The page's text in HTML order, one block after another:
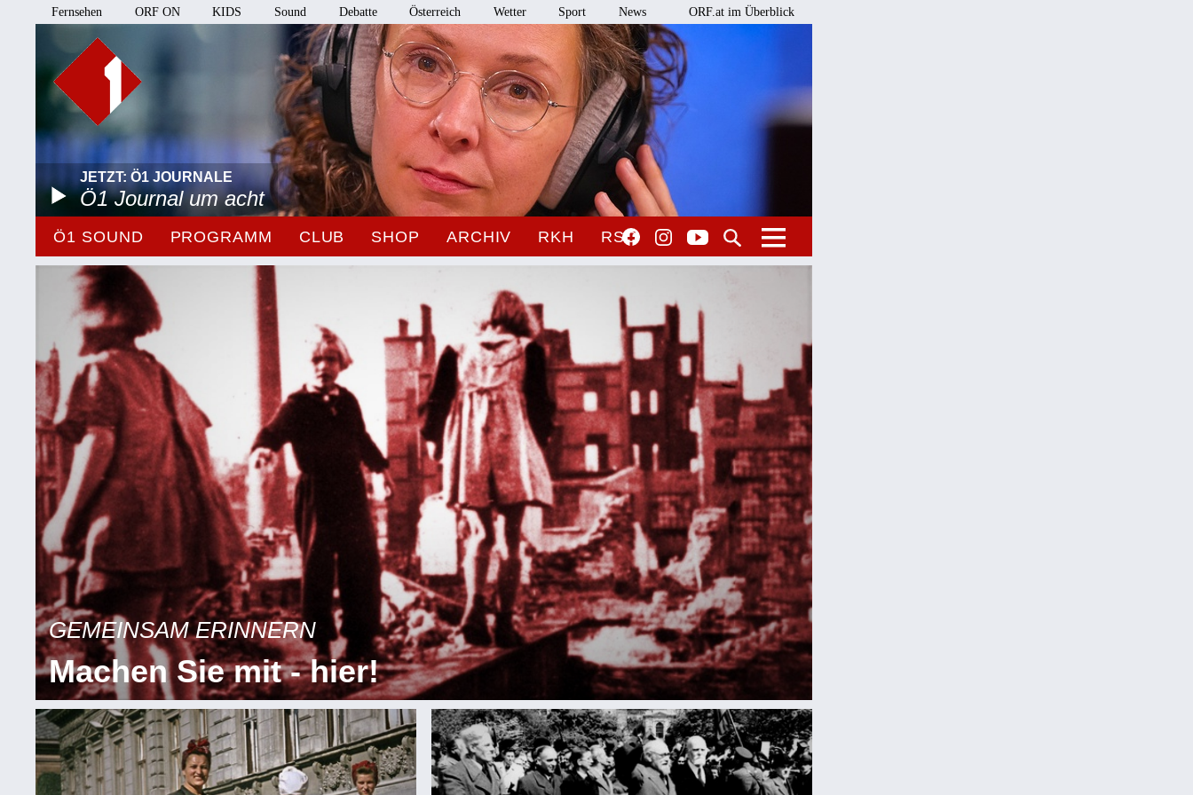
Fernsehen ORF ON KIDS Sound Debatte Österreich Wetter Sport News ORF.at im Überblick
JETZT: Ö1 JOURNALE
Ö1 Journal um acht
Ö1 SOUND PROGRAMM CLUB SHOP ARCHIV RKH RSO
GEMEINSAM ERINNERN
Machen Sie mit - hier!